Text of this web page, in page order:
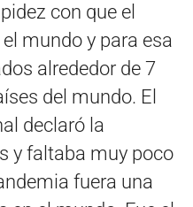
con que el
mundo y para esa
alrededor de 7
del mundo. El
declaró la
y faltaba muy poco
fuera una